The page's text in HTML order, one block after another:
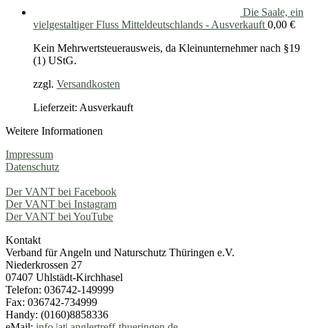
Die Saale, ein
vielgestaltiger Fluss Mitteldeutschlands - Ausverkauft 0,00 €
Kein Mehrwertsteuerausweis, da Kleinunternehmer nach §19
(1) UStG.
zzgl. Versandkosten
Lieferzeit: Ausverkauft
Weitere Informationen
Impressum
Datenschutz
Der VANT bei Facebook
Der VANT bei Instagram
Der VANT bei YouTube
Kontakt
Verband für Angeln und Naturschutz Thüringen e.V.
Niederkrossen 27
07407 Uhlstädt-Kirchhasel
Telefon: 036742-149999
Fax: 036742-734999
Handy: (0160)8858336